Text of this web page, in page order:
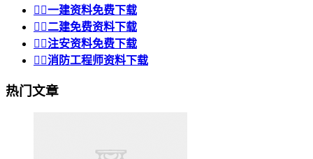
 一建资料免费下载
 二建免费资料下载
 注安资料免费下载
 消防工程师资料下载
热门文章